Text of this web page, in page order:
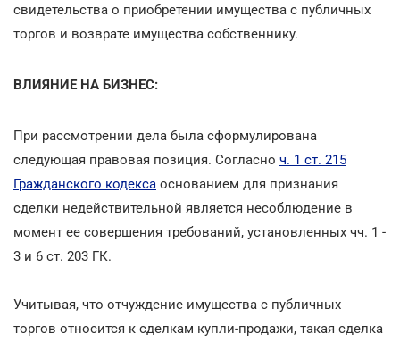
свидетельства о приобретении имущества с публичных
торгов и возврате имущества собственнику.
ВЛИЯНИЕ НА БИЗНЕС:
При рассмотрении дела была сформулирована
следующая правовая позиция. Согласно ч. 1 ст. 215
Гражданского кодекса основанием для признания
сделки недействительной является несоблюдение в
момент ее совершения требований, установленных чч. 1 -
3 и 6 ст. 203 ГК.
Учитывая, что отчуждение имущества с публичных
торгов относится к сделкам купли-продажи, такая сделка